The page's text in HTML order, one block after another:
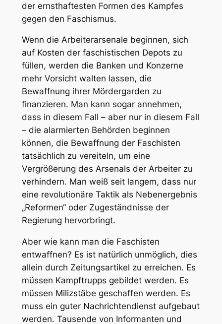
der ernsthaftesten Formen des Kampfes
gegen den Faschismus.
Wenn die Arbeiterarsenale beginnen, sich
auf Kosten der faschistischen Depots zu
füllen, werden die Banken und Konzerne
mehr Vorsicht walten lassen, die
Bewaffnung ihrer Mördergarden zu
finanzieren. Man kann sogar annehmen,
dass in diesem Fall – aber nur in diesem Fall
– die alarmierten Behörden beginnen
können, die Bewaffnung der Faschisten
tatsächlich zu vereiteln, um eine
Vergrößerung des Arsenals der Arbeiter zu
verhindern. Man weiß seit langem, dass nur
eine revolutionäre Taktik als Nebenergebnis
„Reformen“ oder Zugeständnisse der
Regierung hervorbringt.
Aber wie kann man die Faschisten
entwaffnen? Es ist natürlich unmöglich, dies
allein durch Zeitungsartikel zu erreichen. Es
müssen Kampftrupps gebildet werden. Es
müssen Milizstäbe geschaffen werden. Es
muss ein guter Nachrichtendienst aufgebaut
werden. Tausende von Informanten und